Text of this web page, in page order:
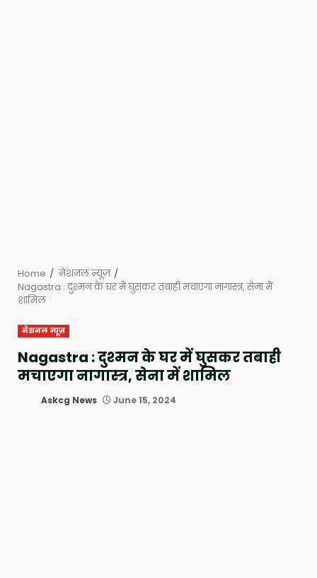
Home
नेशनल न्यूज़
Nagastra : दुश्मन के घर में घुसकर तबाही मचाएगा नागास्त्र, सेना में
शामिल
नेशनल न्यूज़
Nagastra : दुश्मन के घर में घुसकर तबाही
मचाएगा नागास्त्र, सेना में शामिल
Askcg News June 15, 2024